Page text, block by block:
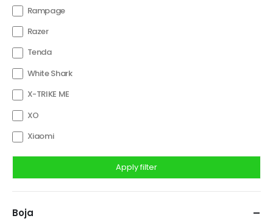
Rampage
Razer
Tenda
White Shark
X-TRIKE ME
XO
Xiaomi
Apply filter
Boja